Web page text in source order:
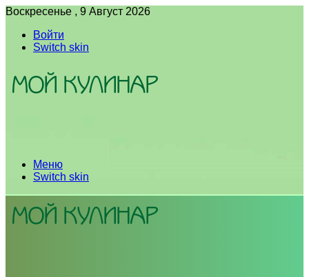
Воскресенье , 9 Август 2026
Войти
Switch skin
Меню
Switch skin